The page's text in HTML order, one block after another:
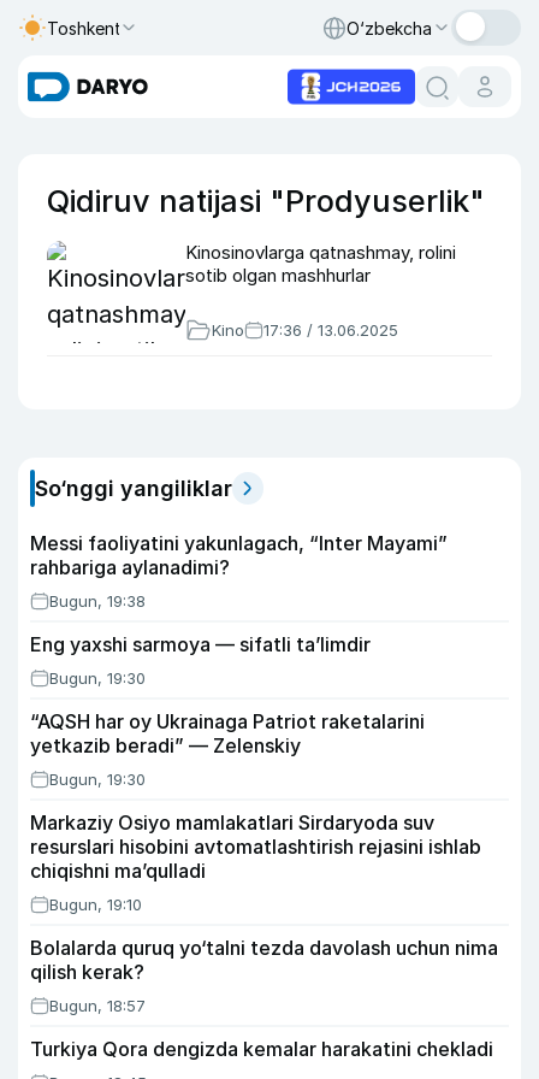
Toshkent O‘zbekcha
Qidiruv natijasi "Prodyuserlik"
Kinosinovlarga qatnashmay, rolini
sotib olgan mashhurlar
Kino 17:36 / 13.06.2025
So‘nggi yangiliklar
Messi faoliyatini yakunlagach, “Inter Mayami”
rahbariga aylanadimi?
Bugun, 19:38
Eng yaxshi sarmoya — sifatli ta’limdir
Bugun, 19:30
“AQSH har oy Ukrainaga Patriot raketalarini
yetkazib beradi” — Zelenskiy
Bugun, 19:30
Markaziy Osiyo mamlakatlari Sirdaryoda suv
resurslari hisobini avtomatlashtirish rejasini ishlab
chiqishni ma’qulladi
Bugun, 19:10
Bolalarda quruq yo‘talni tezda davolash uchun nima
qilish kerak?
Bugun, 18:57
Turkiya Qora dengizda kemalar harakatini chekladi